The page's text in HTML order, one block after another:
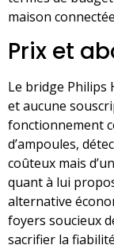
maison
Prix et
Le bridge Philips
et aucune
fonctionnement
d’ampoules,
coûteux mais
quant à lui
alternative
foyers soucieux
sacrifier la